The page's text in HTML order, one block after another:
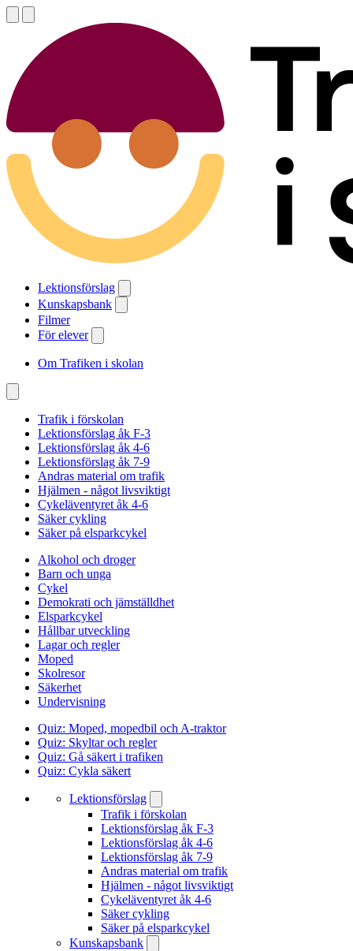
Lektionsförslag
Kunskapsbank
Filmer
För elever
Om Trafiken i skolan
Trafik i förskolan
Lektionsförslag åk F-3
Lektionsförslag åk 4-6
Lektionsförslag åk 7-9
Andras material om trafik
Hjälmen - något livsviktigt
Cykeläventyret åk 4-6
Säker cykling
Säker på elsparkcykel
Alkohol och droger
Barn och unga
Cykel
Demokrati och jämställdhet
Elsparkcykel
Hållbar utveckling
Lagar och regler
Moped
Skolresor
Säkerhet
Undervisning
Quiz: Moped, mopedbil och A-traktor
Quiz: Skyltar och regler
Quiz: Gå säkert i trafiken
Quiz: Cykla säkert
Lektionsförslag
Trafik i förskolan
Lektionsförslag åk F-3
Lektionsförslag åk 4-6
Lektionsförslag åk 7-9
Andras material om trafik
Hjälmen - något livsviktigt
Cykeläventyret åk 4-6
Säker cykling
Säker på elsparkcykel
Kunskapsbank